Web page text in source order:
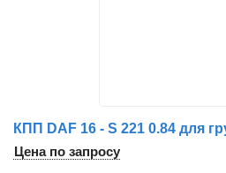
КПП DAF 16 - S 221 0.84 для
Цена по запросу